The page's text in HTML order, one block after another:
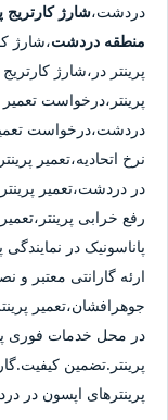
دردشت،شارژ
منطقه دردشت،شارژ
پرینتر در،شارژ
پرینتر،درخواست
دردشت،درخواست تعمیر
نرخ اتحادیه،تعمیر
در دردشت،تعمیر
رفع خرابی
پاناسونیک در نمایندگی
ارئه گارانتی معتبر و
جوهرافشان،تعمیر
در محل خدمات فوری
پرینتر.تضمین
پرینترهای اپسون در